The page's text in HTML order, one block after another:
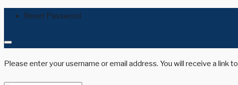
Reset Password
Please enter your username or email address. You will receive a link